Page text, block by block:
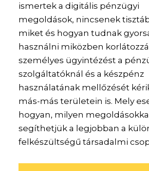
ismertek a digitális pénzügyi
megoldások, nincsenek
miket és hogyan tudnak
használni miközben
személyes ügyintézést a
szolgáltatóknál és a készpénz
használatának mellőzését
más-más területein is. Mely
hogyan, milyen
segíthetjük a legjobban a
felkészültségű társadalmi